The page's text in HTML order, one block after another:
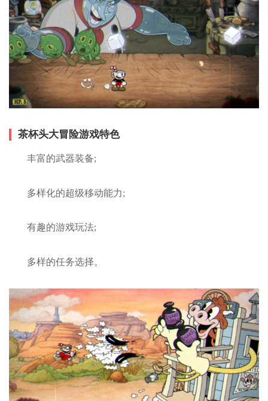
茶杯头大冒险游戏特色
丰富的武器装备;
多样化的超级移动能力;
有趣的游戏玩法;
多样的任务选择。